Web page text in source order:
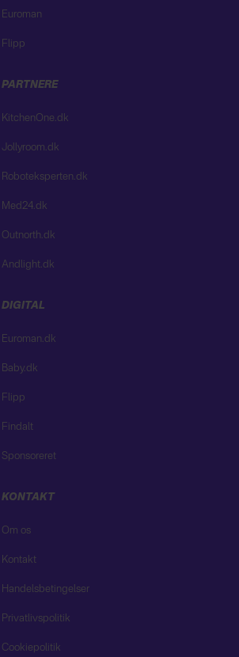
Euroman
Flipp
PARTNERE
KitchenOne.dk
Jollyroom.dk
Roboteksperten.dk
Med24.dk
Outnorth.dk
Andlight.dk
DIGITAL
Euroman.dk
Baby.dk
Flipp
Findalt
Sponsoreret
KONTAKT
Om os
Kontakt
Handelsbetingelser
Privatlivspolitik
Cookiepolitik